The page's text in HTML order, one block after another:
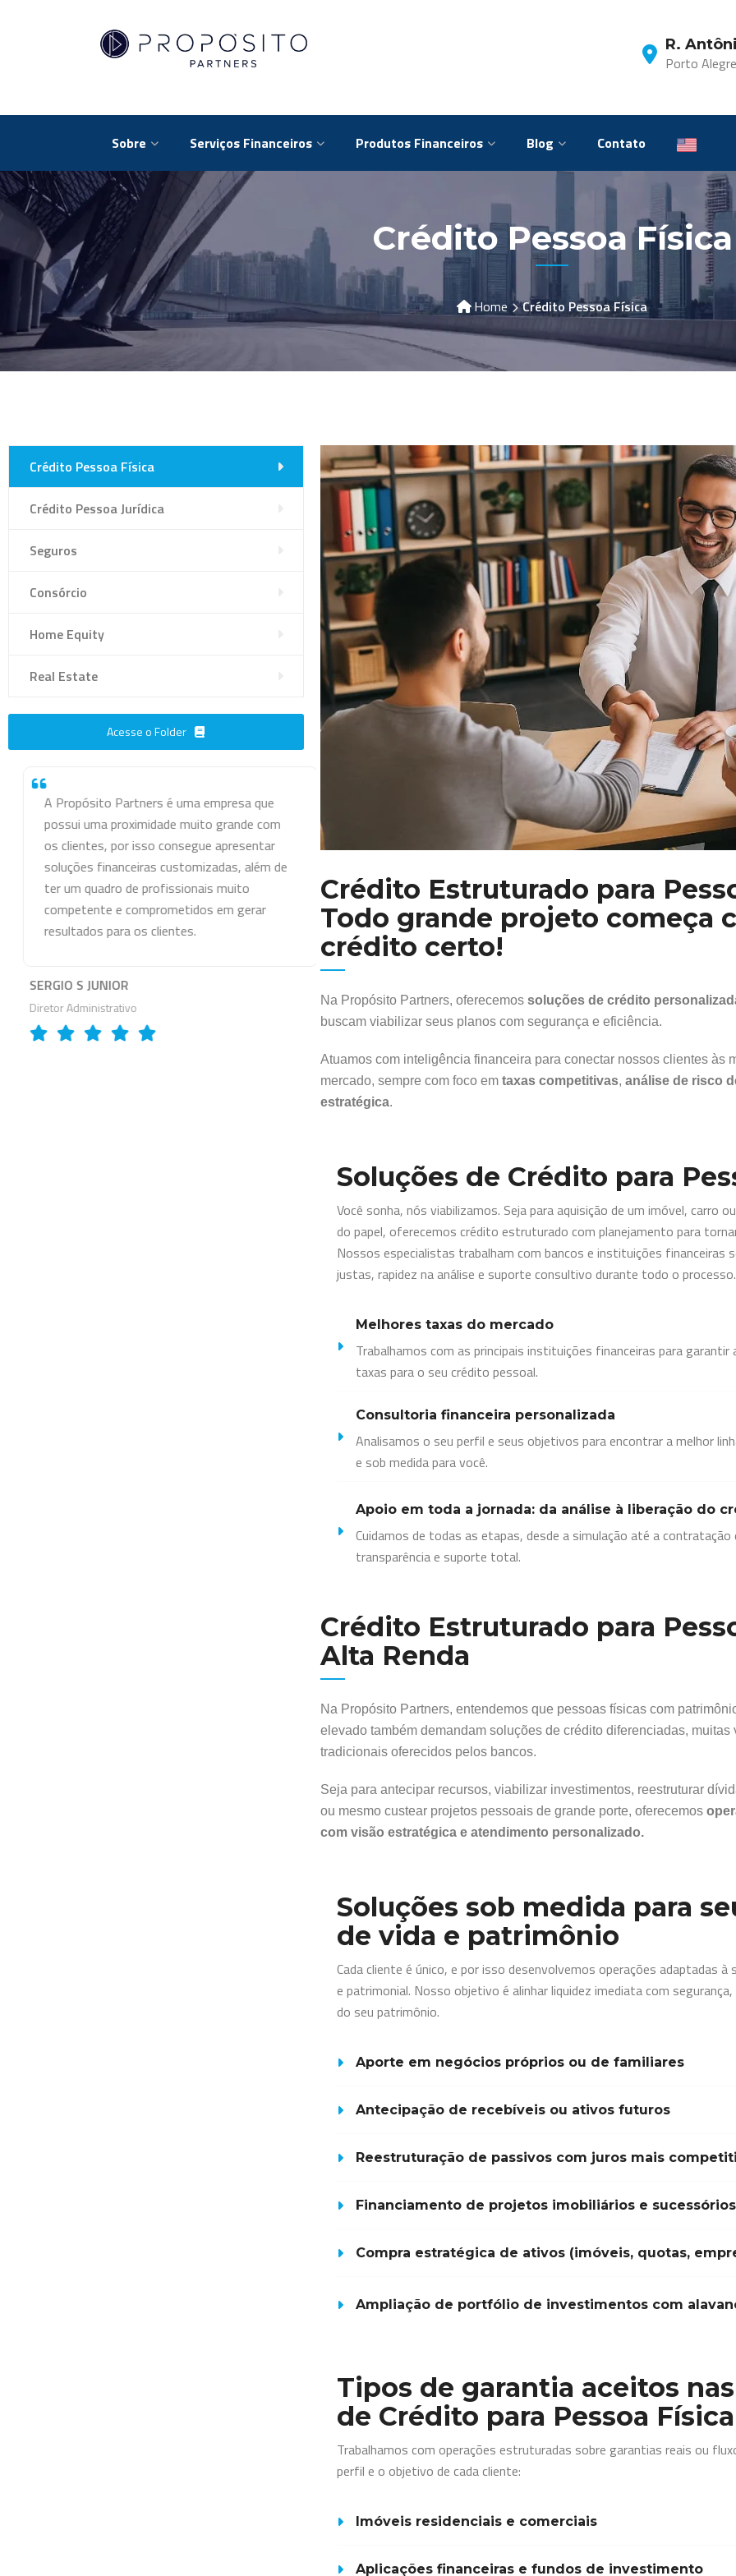
R.
Porto
Sobre Serviços Financeiros Produtos Financeiros Blog Contato
Crédito Pessoa Física
Home Crédito Pessoa Física
Crédito Pessoa Física
Crédito Pessoa Jurídica
Seguros
Consórcio
Home Equity
Real Estate
Acesse o Folder
A Propósito Partners é uma empresa que
possui uma proximidade muito grande com
os clientes, por isso consegue apresentar
soluções financeiras customizadas, além de
ter um quadro de profissionais muito
competente e comprometidos em gerar
resultados para os clientes.
SERGIO S JUNIOR
Diretor Administrativo
Trabalhar com a Propósito Partners tem sido
uma grande alegria com muita segurança,
cordialidade e lisura nos processos sempre
encontramos nesse período de
relacionamento com nossa empresa.
Conseguimos enxergar resultados
consistentes em cada projeto conduzido para
ADRIANO PASA
Sócio Proprietário
Ao longo
entrada ou
oferta
Crédito Estruturado para
Todo grande projeto começa
crédito certo!
Na Propósito Partners, oferecemos soluções de crédito
buscam viabilizar seus planos com segurança e eficiência.
Atuamos com inteligência financeira para conectar nossos clientes às
mercado, sempre com foco em taxas competitivas, análise de risco
estratégica.
Soluções de Crédito para
Você sonha, nós viabilizamos. Seja para aquisição de um imóvel, carro
do papel, oferecemos crédito estruturado com planejamento para
Nossos especialistas trabalham com bancos e instituições financeiras
justas, rapidez na análise e suporte consultivo durante todo o
Melhores taxas do mercado
Trabalhamos com as principais instituições financeiras para garantir
taxas para o seu crédito pessoal.
Consultoria financeira personalizada
Analisamos o seu perfil e seus objetivos para encontrar a melhor
e sob medida para você.
Apoio em toda a jornada: da análise à liberação do
Cuidamos de todas as etapas, desde a simulação até a
transparência e suporte total.
Crédito Estruturado para
Alta Renda
Na Propósito Partners, entendemos que pessoas físicas com
elevado também demandam soluções de crédito diferenciadas, muitas
tradicionais oferecidos pelos bancos.
Seja para antecipar recursos, viabilizar investimentos, reestruturar
ou mesmo custear projetos pessoais de grande porte, oferecemos
com visão estratégica e atendimento personalizado.
Soluções sob medida para
de vida e patrimônio
Cada cliente é único, e por isso desenvolvemos operações adaptadas à
e patrimonial. Nosso objetivo é alinhar liquidez imediata com
do seu patrimônio.
Aporte em negócios próprios ou de familiares
Antecipação de recebíveis ou ativos futuros
Reestruturação de passivos com juros mais
Financiamento de projetos imobiliários e sucessórios
Compra estratégica de ativos (imóveis, quotas,
Ampliação de portfólio de investimentos com
Tipos de garantia aceitos
de Crédito para Pessoa Física
Trabalhamos com operações estruturadas sobre garantias reais ou
perfil e o objetivo de cada cliente:
Imóveis residenciais e comerciais
Aplicações financeiras e fundos de investimento